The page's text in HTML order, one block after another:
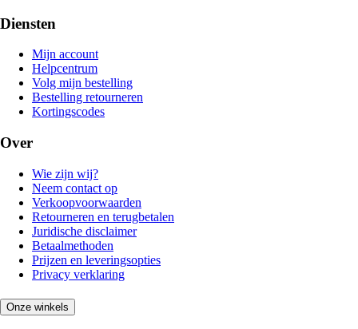
Diensten
Mijn account
Helpcentrum
Volg mijn bestelling
Bestelling retourneren
Kortingscodes
Over
Wie zijn wij?
Neem contact op
Verkoopvoorwaarden
Retourneren en terugbetalen
Juridische disclaimer
Betaalmethoden
Prijzen en leveringsopties
Privacy verklaring
Onze winkels